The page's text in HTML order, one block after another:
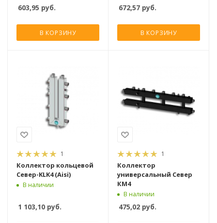
603,95 руб.
В КОРЗИНУ
672,57 руб.
В КОРЗИНУ
1
Коллектор кольцевой
Север-KLK4 (Aisi)
В наличии
1 103,10 руб.
1
Коллектор
универсальный Север
КМ4
В наличии
475,02 руб.